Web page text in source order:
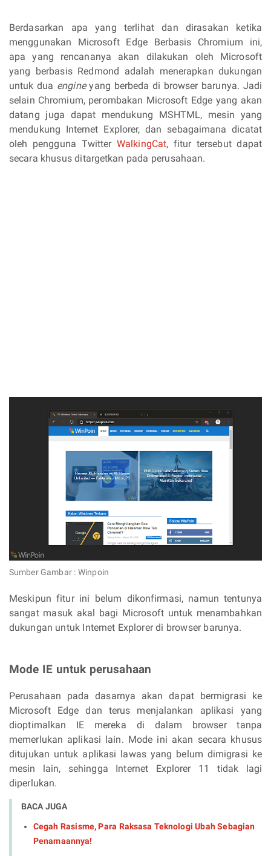
Berdasarkan apa yang terlihat dan dirasakan ketika
menggunakan Microsoft Edge Berbasis Chromium ini,
apa yang rencananya akan dilakukan oleh Microsoft
yang berbasis Redmond adalah menerapkan dukungan
untuk dua engineyang berbeda di browser barunya. Jadi
selain Chromium, perombakan Microsoft Edge yang akan
datang juga dapat mendukung MSHTML, mesin yang
mendukung Internet Explorer, dan sebagaimana dicatat
oleh pengguna Twitter WalkingCat, fitur tersebut dapat
secara khusus ditargetkan pada perusahaan.
Sumber Gambar : Winpoin
Meskipun fitur ini belum dikonfirmasi, namun tentunya
sangat masuk akal bagi Microsoft untuk menambahkan
dukungan untuk Internet Explorer di browser barunya.
Mode IE untuk perusahaan
Perusahaan pada dasarnya akan dapat bermigrasi ke
Microsoft Edge dan terus menjalankan aplikasi yang
dioptimalkan IE mereka di dalam browser tanpa
memerlukan aplikasi lain. Mode ini akan secara khusus
ditujukan untuk aplikasi lawas yang belum dimigrasi ke
mesin lain, sehingga Internet Explorer 11 tidak lagi
diperlukan.
BACA JUGA
Cegah Rasisme, Para Raksasa Teknologi Ubah Sebagian
Penamaannya!